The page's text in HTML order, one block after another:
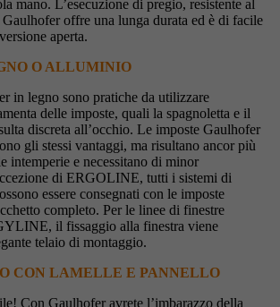
mano. L’esecuzione di pregio, resistente al
offre una lunga durata ed è di facile
aperta.
O ALLUMINIO
in legno sono pratiche da utilizzare
delle imposte, quali la spagnoletta e il
discreta all’occhio. Le imposte Gaulhofer
gli stessi vantaggi, ma risultano ancor più
intemperie e necessitano di minor
di ERGOLINE, tutti i sistemi di
essere consegnati con le imposte
completo. Per le linee di finestre
il fissaggio alla finestra viene
telaio di montaggio.
CON LAMELLE E PANNELLO
Con Gaulhofer avrete l’imbarazzo della